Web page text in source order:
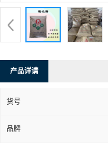
产品详请
货号
品牌